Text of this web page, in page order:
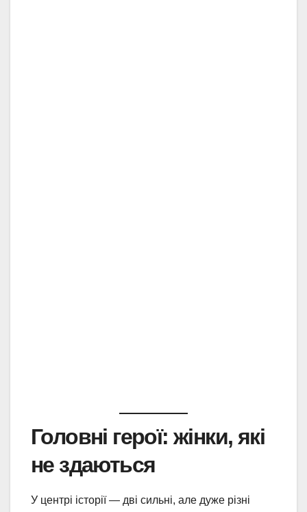
Головні герої: жінки, які
не здаються
У центрі історії — дві сильні, але дуже різні